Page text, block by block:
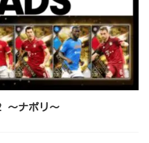
～ナポリ～